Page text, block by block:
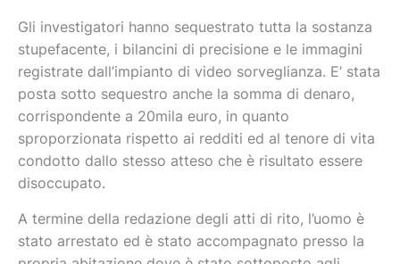
Gli investigatori hanno sequestrato tutta la sostanza
stupefacente, i bilancini di precisione e le immagini
registrate dall’impianto di video sorveglianza. E’ stata
posta sotto sequestro anche la somma di denaro,
corrispondente a 20mila euro, in quanto
sproporzionata rispetto ai redditi ed al tenore di vita
condotto dallo stesso atteso che è risultato essere
disoccupato.
A termine della redazione degli atti di rito, l’uomo è
stato arrestato ed è stato accompagnato presso la